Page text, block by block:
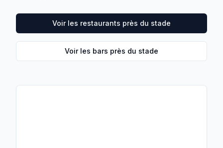
Voir les restaurants près du stade
Voir les bars près du stade